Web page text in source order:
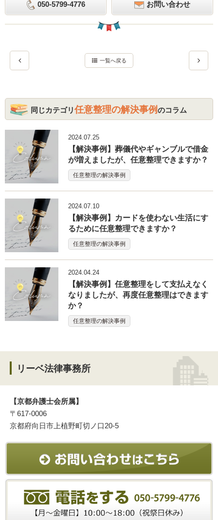
050-5799-4776 お問い合わせ
一覧へ戻る
同じカテゴリ任意整理の解決事例のコラム
2024.07.25
【解決事例】葬儀代やギャンブルで借金
が増えましたが、任意整理できますか？
任意整理の解決事例
2024.07.10
【解決事例】カードを使わない生活にす
るために任意整理できますか？
任意整理の解決事例
2024.04.24
【解決事例】任意整理をして支払えなく
なりましたが、再度任意整理はできます
か？
任意整理の解決事例
リーベ法律事務所
【京都弁護士会所属】
〒617-0006
京都府向日市上植野町切ノ口20-5